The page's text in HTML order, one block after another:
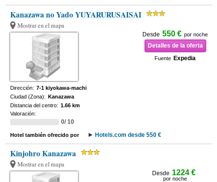
Kanazawa no Yado YUYARURUSAISAI
Mostrar en el mapa
Desde 550 € por noche
Detalles de la oferta
Fuente Expedia
Dirección: 7-1 kiyokawa-machi
Ciudad (Zona): Kanazawa
Distancia del centro: 1.66 km
Valoración:
0/ 10
Hotel también ofrecido por Hotels.com desde 550 €
Kinjohro Kanazawa
Mostrar en el mapa
Desde 1224 €
por noche